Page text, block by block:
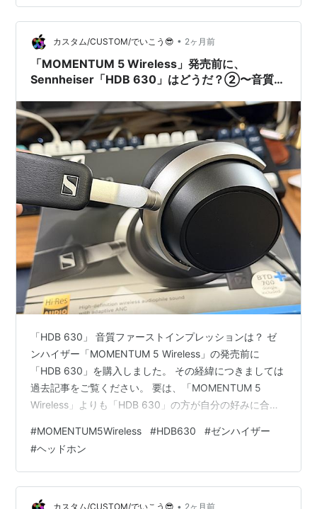
＊） SENNHEISER HD 480 PRO オープン・プライス
（市場予想価格：69,300円前…
カスタム/CUSTOM/でいこう😎 • 2ヶ月前
「MOMENTUM 5 Wireless」発売前に、
Sennheiser「HDB 630」はどうだ？②〜音質フ
「HDB 630」 音質ファーストインプレッションは？ ゼ
ンハイザー「MOMENTUM 5 Wireless」の発売前に
「HDB 630」を購入しました。 その経緯につきましては
過去記事をご覧ください。 要は、「MOMENTUM 5
Wireless」よりも「HDB 630」の方が自分の好みに合う
プレッションは？ リンク 繊細さは感じる 音場の広さや
音の分離感が… まず始めに言うと、この「HDB 630」、
なかなか実力が高いです。 そして、予想通りに恐らくは
MOMENTUMシリーズよりは低音がスリムになってお
り、「5」よりもこちらを選択したこ…
#MOMENTUM5Wireless #HDB630 #ゼンハイザー
#ヘッドホン
カスタム/CUSTOM/でいこう😎 • 2ヶ月前